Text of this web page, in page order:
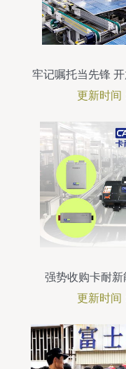
牢记嘱托当先锋
研
更新时间
强势收购卡耐
更新时间